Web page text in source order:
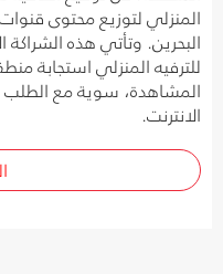
للترفيه المنزلي استجابة
المشاهدة، سوية مع
الانترنت.